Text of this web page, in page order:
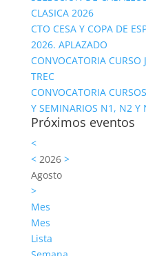
CLASICA 2026
CTO CESA Y COPA DE
2026. APLAZADO
CONVOCATORIA CURSO
TREC
CONVOCATORIA
Y SEMINARIOS N1, N2 Y
Próximos eventos
<
<2026 >
Agosto
>
Mes
Mes
Lista